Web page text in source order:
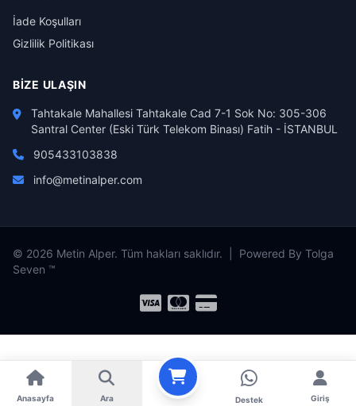
İade Koşulları
Gizlilik Politikası
BIZE ULAŞIN
Tahtakale Mahallesi Tahtakale Cad 7-1 Sok No: 305-306
Santral Center (Eski Türk Telekom Binası) Fatih - İSTANBUL
905433103838
info@metinalper.com
© 2026 Metin Alper. Tüm hakları saklıdır. | Powered By Tolga
Seven ™
Anasayfa Ara Destek Giriş